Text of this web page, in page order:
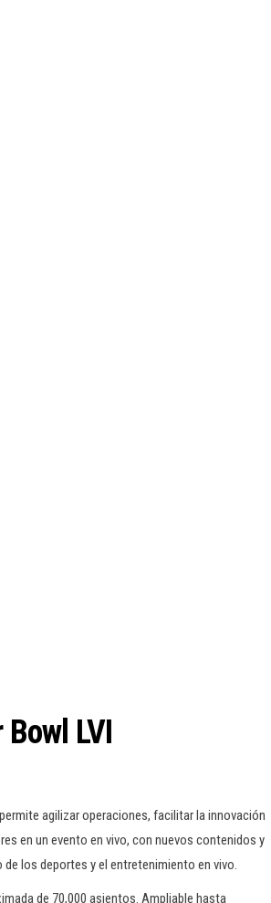
LVI
agilizar operaciones, facilitar la innovación
en un evento en vivo, con nuevos contenidos y
los deportes y el entretenimiento en vivo.
de 70,000 asientos. Ampliable hasta